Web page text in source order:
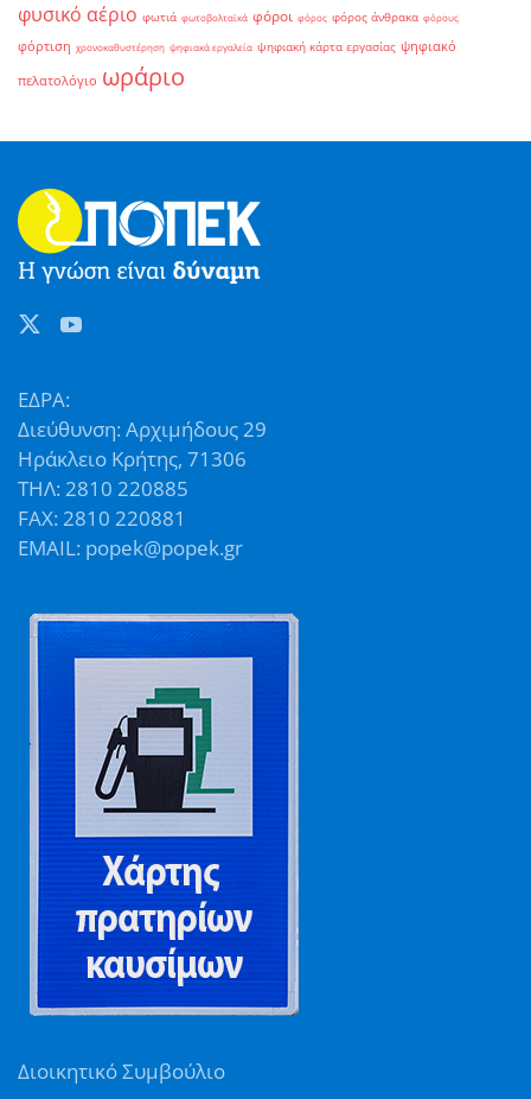
φυσικό αέριο φωτιά φωτοβολταϊκά φόροι φόρος φόρος άνθρακα φόρους
φόρτιση χρονοκαθυστέρηση ψηφιακά εργαλεία ψηφιακή κάρτα εργασίας ψηφιακό
πελατολόγιο ωράριο
ΕΔΡΑ:
Διεύθυνση: Αρχιμήδους 29
Ηράκλειο Κρήτης, 71306
ΤΗΛ: 2810 220885
FAX: 2810 220881
EMAIL: popek@popek.gr
Διοικητικό Συμβούλιο